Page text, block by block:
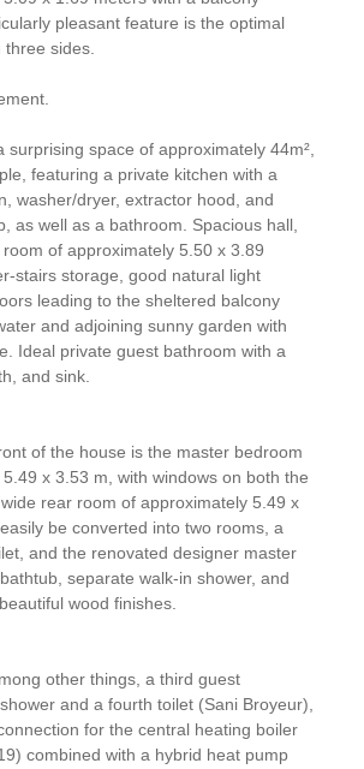
pleasant feature is the optimal
sides.
surprising space of approximately 44m²,
featuring a private kitchen with a
washer/dryer, extractor hood, and
as well as a bathroom. Spacious hall,
of approximately 5.50 x 3.89
stairs storage, good natural light
leading to the sheltered balcony
and adjoining sunny garden with
Ideal private guest bathroom with a
and sink.
of the house is the master bedroom
x 3.53 m, with windows on both the
rear room of approximately 5.49 x
be converted into two rooms, a
and the renovated designer master
separate walk-in shower, and
wood finishes.
other things, a third guest
and a fourth toilet (Sani Broyeur),
for the central heating boiler
combined with a hybrid heat pump